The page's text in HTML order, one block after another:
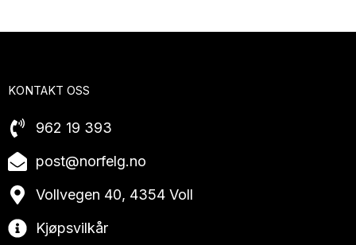
KONTAKT OSS
962 19 393
post@norfelg.no
Vollvegen 40, 4354 Voll
Kjøpsvilkår